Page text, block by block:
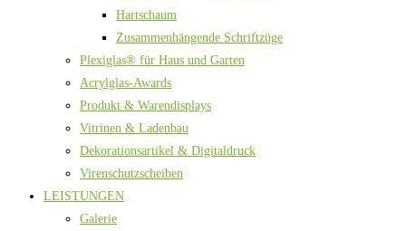
Hartschaum
Zusammenhängende Schriftzüge
Plexiglas® für Haus und Garten
Acrylglas-Awards
Produkt & Warendisplays
Vitrinen & Ladenbau
Dekorationsartikel & Digitaldruck
Virenschutzscheiben
LEISTUNGEN
Galerie